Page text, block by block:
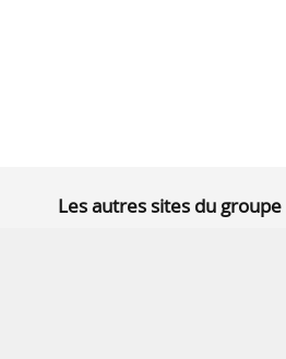
Les autres sites du groupe